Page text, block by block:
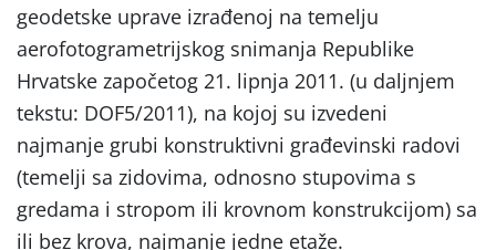
geodetske uprave izrađenoj na temelju
aerofotogrametrijskog snimanja Republike
Hrvatske započetog 21. lipnja 2011. (u daljnjem
tekstu: DOF5/2011), na kojoj su izvedeni
najmanje grubi konstruktivni građevinski radovi
(temelji sa zidovima, odnosno stupovima s
gredama i stropom ili krovnom konstrukcijom) sa
ili bez krova, najmanje jedne etaže.